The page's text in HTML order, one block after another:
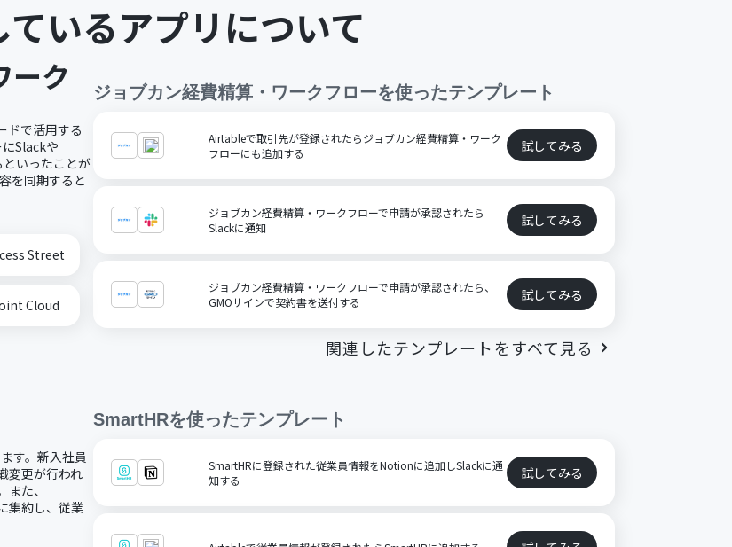
いるアプリについて
ーク
ドで活用する
Slackや
いったことが
を同期すると
Street
Cloud
ジョブカン経費精算・ワークフローを使ったテンプレート
Airtableで取引先が登録されたらジョブカン経費精算・ワーク
フローにも追加する
試してみる
ジョブカン経費精算・ワークフローで申請が承認されたら
Slackに通知
試してみる
ジョブカン経費精算・ワークフローで申請が承認されたら、
GMOサインで契約書を送付する
試してみる
関連したテンプレートをすべて見る
す。新入社員
変更が行われ
た、
集約し、従業
SmartHRを使ったテンプレート
SmartHRに登録された従業員情報をNotionに追加しSlackに通
知する
試してみる